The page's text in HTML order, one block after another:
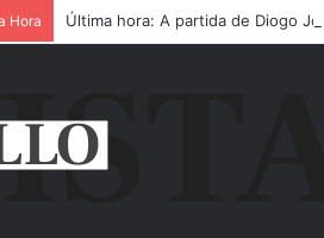
Hora Última hora: A partida de Diogo